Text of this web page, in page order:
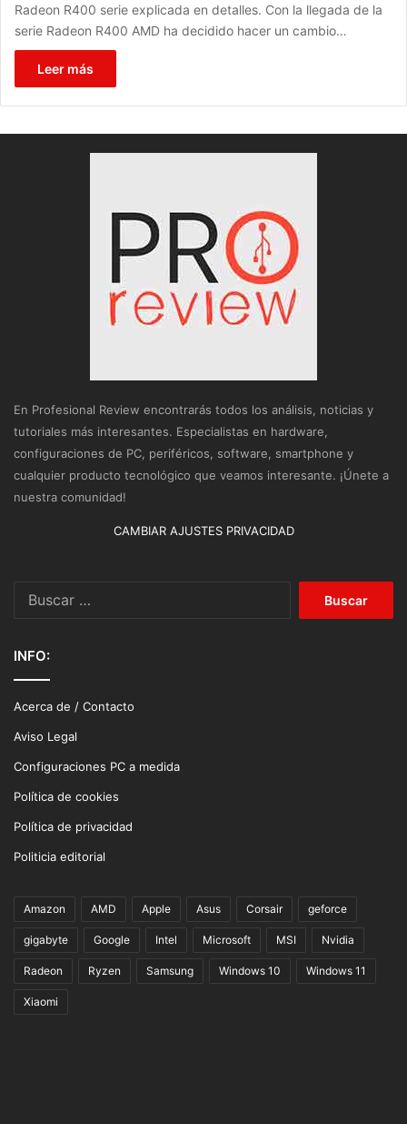
Radeon R400 serie explicada en detalles. Con la llegada de la
serie Radeon R400 AMD ha decidido hacer un cambio…
Leer más
En Profesional Review encontrarás todos los análisis, noticias y
tutoriales más interesantes. Especialistas en hardware,
configuraciones de PC, periféricos, software, smartphone y
cualquier producto tecnológico que veamos interesante. ¡Únete a
nuestra comunidad!
CAMBIAR AJUSTES PRIVACIDAD
INFO:
Acerca de / Contacto
Aviso Legal
Configuraciones PC a medida
Política de cookies
Política de privacidad
Politicia editorial
Amazon AMD Apple Asus Corsair geforce
gigabyte Google Intel Microsoft MSI Nvidia
Radeon Ryzen Samsung Windows 10 Windows 11
Xiaomi